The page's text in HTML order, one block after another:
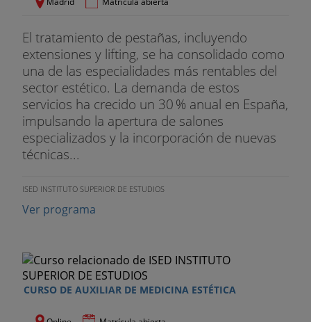
- Equipos y técnica de la fotodepilación con láser.
- La fotodepilación con luz pulsada.
Control de calidad en los servicios de depilación.
Módulo 4: Masaje estético y técnicas
sensoriales
- Características de las técnicas de masaje.
- Preparación del espacio de trabajo, del
- Protocolo de masaje estético facial.
- Adaptación del protocolo de masaje estético
El tratamiento de pestañas, incluyendo
extensiones y lifting, se ha consolidado como
una de las especialidades más rentables del
sector estético. La demanda de estos
servicios ha crecido un 30 % anual en España,
impulsando la apertura de salones
especializados y la incorporación de nuevas
técnicas...
ISED INSTITUTO SUPERIOR DE ESTUDIOS
Ver programa
CURSO DE AUXILIAR DE MEDICINA ESTÉTICA